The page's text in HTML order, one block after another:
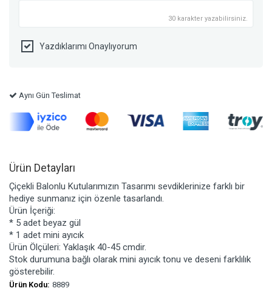
30 karakter yazabilirsiniz.
Yazdıklarımı Onaylıyorum
Aynı Gün Teslimat
Ürün Detayları
Çiçekli Balonlu Kutularımızın Tasarımı sevdiklerinize farklı bir
hediye sunmanız için özenle tasarlandı.
Ürün İçeriği:
* 5 adet beyaz gül
* 1 adet mini ayıcık
Ürün Ölçüleri: Yaklaşık 40-45 cmdir.
Stok durumuna bağlı olarak mini ayıcık tonu ve deseni farklılık
gösterebilir.
Ürün Kodu: 8889